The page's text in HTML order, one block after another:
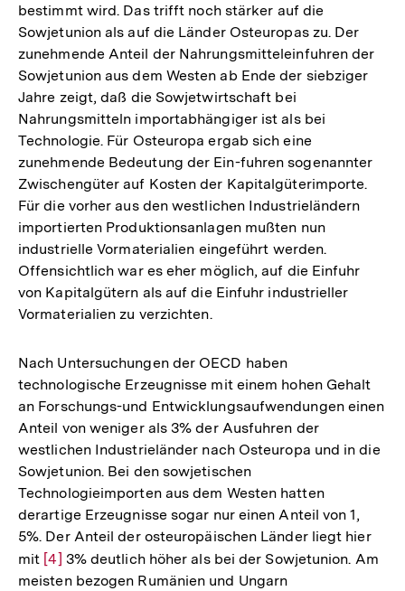
bestimmt wird. Das trifft noch stärker auf die
Sowjetunion als auf die Länder Osteuropas zu. Der
zunehmende Anteil der Nahrungsmitteleinfuhren der
Sowjetunion aus dem Westen ab Ende der siebziger
Jahre zeigt, daß die Sowjetwirtschaft bei
Nahrungsmitteln importabhängiger ist als bei
Technologie. Für Osteuropa ergab sich eine
zunehmende Bedeutung der Ein-fuhren sogenannter
Zwischengüter auf Kosten der Kapitalgüterimporte.
Für die vorher aus den westlichen Industrieländern
importierten Produktionsanlagen mußten nun
industrielle Vormaterialien eingeführt werden.
Offensichtlich war es eher möglich, auf die Einfuhr
von Kapitalgütern als auf die Einfuhr industrieller
Vormaterialien zu verzichten.
Nach Untersuchungen der OECD haben
technologische Erzeugnisse mit einem hohen Gehalt
an Forschungs-und Entwicklungsaufwendungen einen
Anteil von weniger als 3% der Ausfuhren der
westlichen Industrieländer nach Osteuropa und in die
Sowjetunion. Bei den sowjetischen
Technologieimporten aus dem Westen hatten
derartige Erzeugnisse sogar nur einen Anteil von 1,
5%. Der Anteil der osteuropäischen Länder liegt hier
mit Zur
Auflösung
[4] 3% deutlich höher als bei der Sowjetunion. Am
meisten bezogen Rumänien und Ungarn